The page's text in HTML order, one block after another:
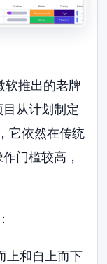
推出的老牌
从计划制定
它依然在传统
门槛较高，
：
上和自上而下